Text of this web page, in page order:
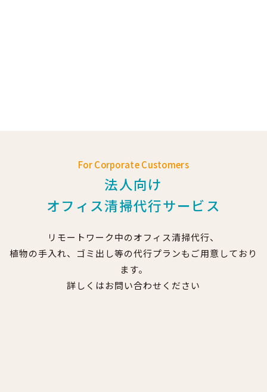
For Corporate Customers
法人向け
オフィス清掃代行サービス
リモートワーク中のオフィス清掃代行、
植物の手入れ、ゴミ出し等の代行プランもご用意しており
ます。
詳しくはお問い合わせください